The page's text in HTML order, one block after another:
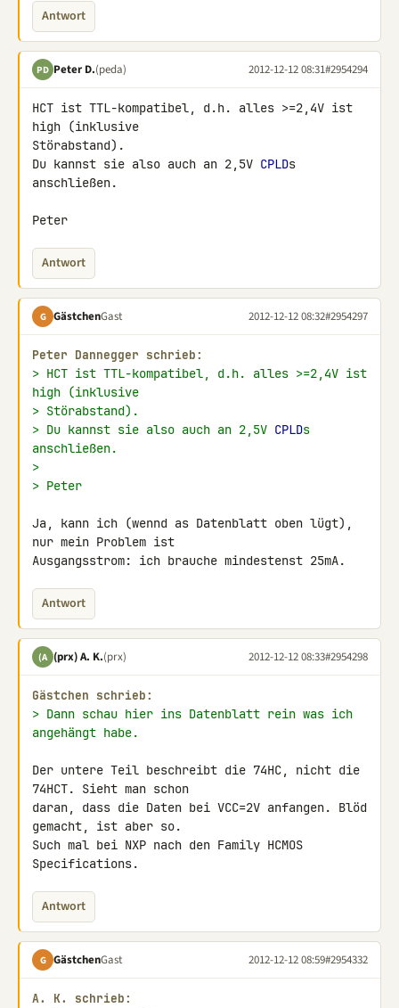
Antwort
PD Peter D.(peda) 2012-12-12 08:31#2954294
HCT ist TTL-kompatibel, d.h. alles >=2,4V ist
high (inklusive
Störabstand).
Du kannst sie also auch an 2,5V CPLDs
anschließen.
Peter
Antwort
G GästchenGast 2012-12-12 08:32#2954297
Peter Dannegger schrieb:
> HCT ist TTL-kompatibel, d.h. alles >=2,4V ist
high (inklusive
> Störabstand).
> Du kannst sie also auch an 2,5V CPLDs
anschließen.
>
> Peter
Ja, kann ich (wennd as Datenblatt oben lügt),
nur mein Problem ist
Ausgangsstrom: ich brauche mindestenst 25mA.
Antwort
(A (prx) A. K.(prx) 2012-12-12 08:33#2954298
Gästchen schrieb:
> Dann schau hier ins Datenblatt rein was ich
angehängt habe.
Der untere Teil beschreibt die 74HC, nicht die
74HCT. Sieht man schon
daran, dass die Daten bei VCC=2V anfangen. Blöd
gemacht, ist aber so.
Such mal bei NXP nach den Family HCMOS
Specifications.
Antwort
G GästchenGast 2012-12-12 08:59#2954332
A. K. schrieb: